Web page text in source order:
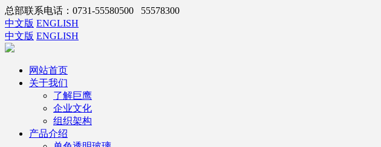
总部联系电话：0731-55580500 55578300
中文版 ENGLISH
中文版 ENGLISH
网站首页
关于我们
了解巨鹰
企业文化
组织架构
产品介绍